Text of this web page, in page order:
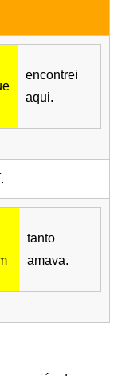
encontrei
aqui.
tanto
amava.